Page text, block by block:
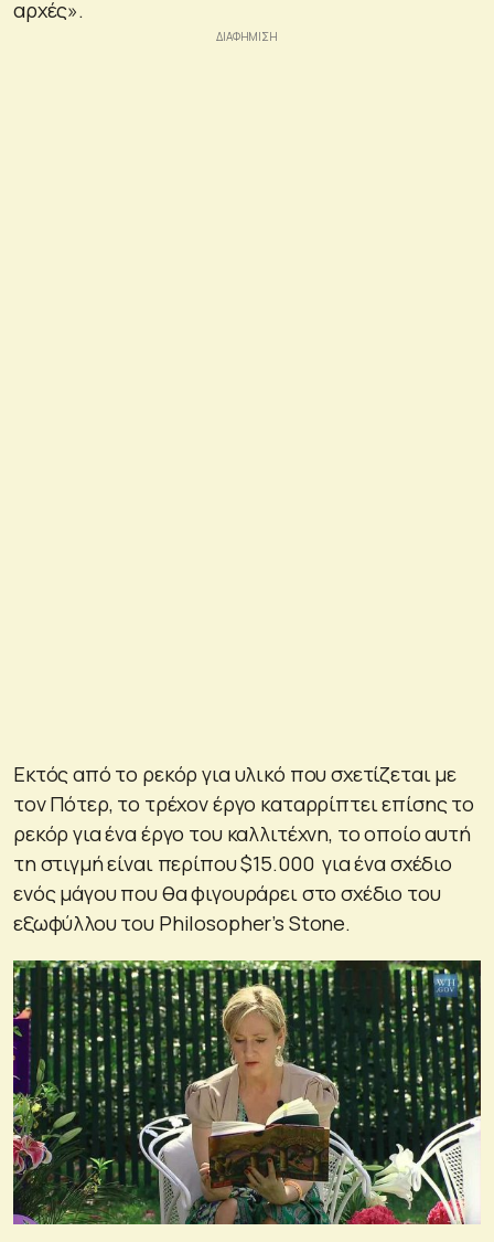
αρχές».
Εκτός από το ρεκόρ για υλικό που σχετίζεται με
τον Πότερ, το τρέχον έργο καταρρίπτει επίσης το
ρεκόρ για ένα έργο του καλλιτέχνη, το οποίο αυτή
τη στιγμή είναι περίπου $15.000 για ένα σχέδιο
ενός μάγου που θα φιγουράρει στο σχέδιο του
εξωφύλλου του Philosopher’s Stone.